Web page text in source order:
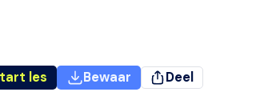
les Bewaar Deel